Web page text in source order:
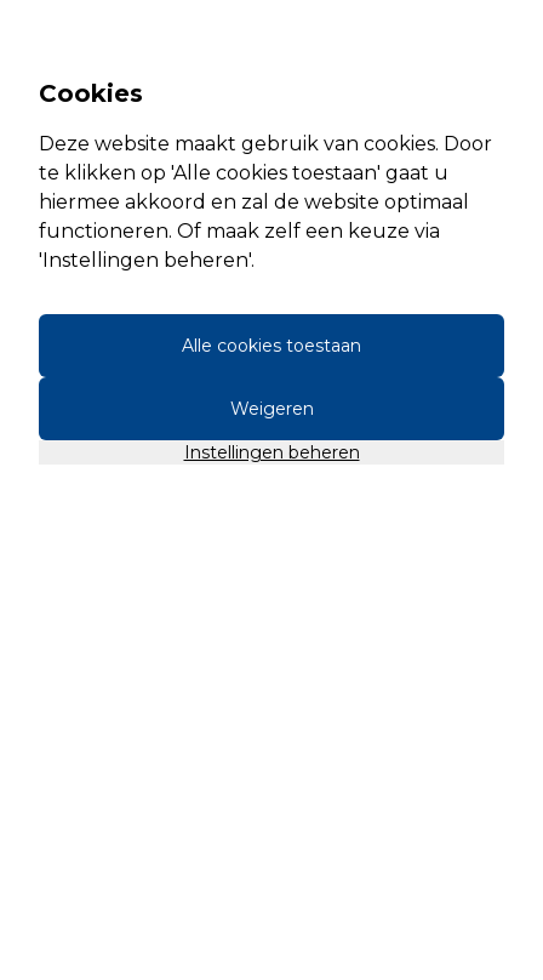
Cookies
Deze website maakt gebruik van cookies. Door
te klikken op 'Alle cookies toestaan' gaat u
hiermee akkoord en zal de website optimaal
functioneren. Of maak zelf een keuze via
'Instellingen beheren'.
Alle cookies toestaan
Weigeren
Instellingen beheren